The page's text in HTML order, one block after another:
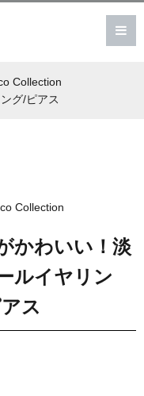
Collection
グ/ピアス
Collection
かわいい！淡
ルイヤリン
ス